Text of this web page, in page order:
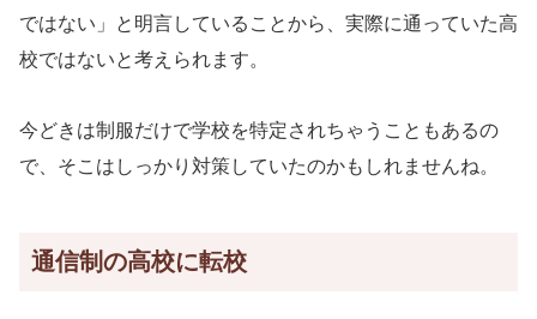
ではない」と明言していることから、実際に通っていた高
校ではないと考えられます。
今どきは制服だけで学校を特定されちゃうこともあるの
で、そこはしっかり対策していたのかもしれませんね。
通信制の高校に転校